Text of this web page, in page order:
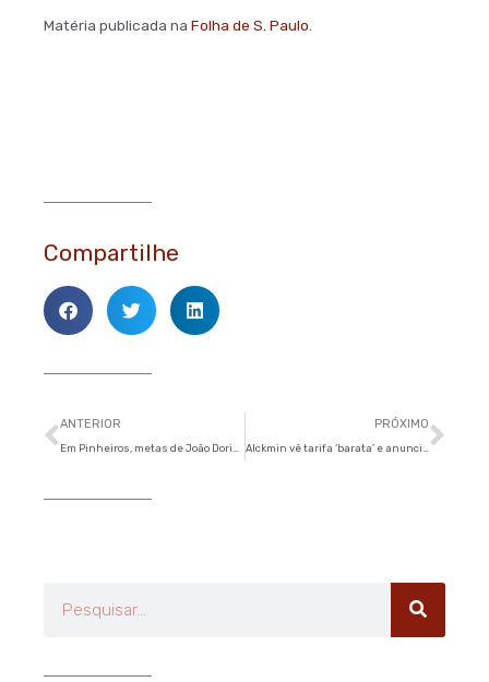
Matéria publicada na Folha de S. Paulo
Compartilhe
Anterior
ANTERIOR PRÓXIMO